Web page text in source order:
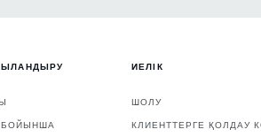
БОЙЫНША
ИЕЛІК
ШОЛУ
КЛИЕНТТЕРГЕ ҚОЛДАУ